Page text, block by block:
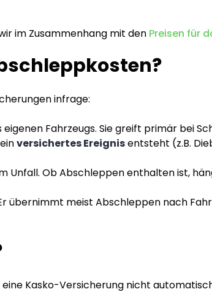
im Zusammenhang mit den Preisen für
infrage:
Fahrzeugs. Sie greift primär bei
versichertes Ereignisentsteht (z.B.
Unfall. Ob Abschleppen enthalten ist,
übernimmt meist Abschleppen nach
Kasko-Versicherung nicht